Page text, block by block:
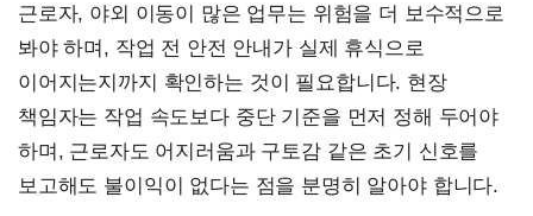
근로자, 야외 이동이 많은 업무는 위험을 더 보수적으로
봐야 하며, 작업 전 안전 안내가 실제 휴식으로
이어지는지까지 확인하는 것이 필요합니다. 현장
책임자는 작업 속도보다 중단 기준을 먼저 정해 두어야
하며, 근로자도 어지러움과 구토감 같은 초기 신호를
보고해도 불이익이 없다는 점을 분명히 알아야 합니다.